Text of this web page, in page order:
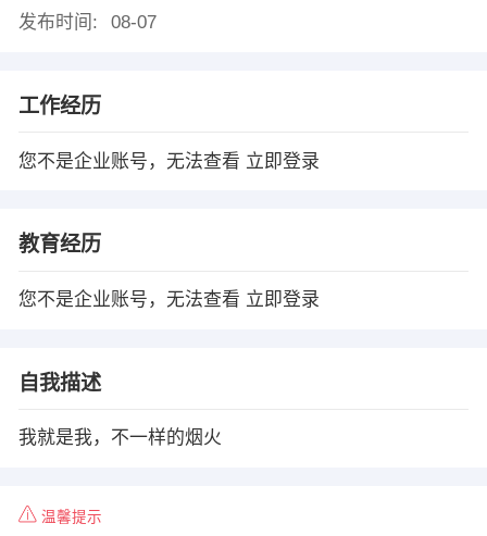
发布时间:
08-07
工作经历
您不是企业账号，无法查看 立即登录
教育经历
您不是企业账号，无法查看 立即登录
自我描述
我就是我，不一样的烟火
温馨提示